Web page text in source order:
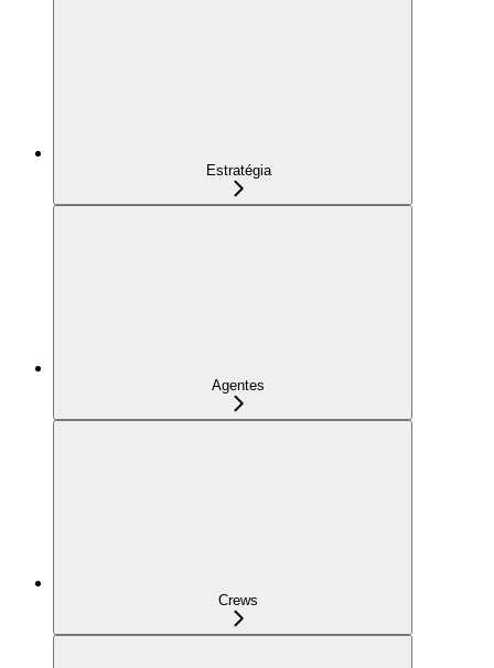
Estratégia
Agentes
Crews